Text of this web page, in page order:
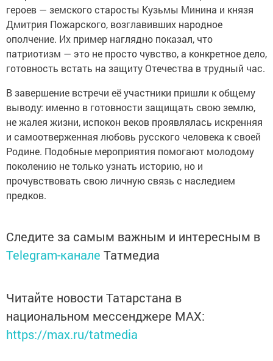
героев — земского старосты Кузьмы Минина и князя
Дмитрия Пожарского, возглавивших народное
ополчение. Их пример наглядно показал, что
патриотизм — это не просто чувство, а конкретное дело,
готовность встать на защиту Отечества в трудный час.
В завершение встречи её участники пришли к общему
выводу: именно в готовности защищать свою землю,
не жалея жизни, испокон веков проявлялась искренняя
и самоотверженная любовь русского человека к своей
Родине. Подобные мероприятия помогают молодому
поколению не только узнать историю, но и
прочувствовать свою личную связь с наследием
предков.
Следите за самым важным и интересным в
Telegram-канале Татмедиа
Читайте новости Татарстана в
национальном мессенджере MАХ:
https://max.ru/tatmedia